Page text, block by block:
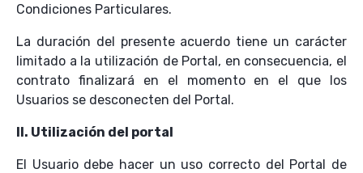
Condiciones Particulares.
La duración del presente acuerdo tiene un carácter
limitado a la utilización de Portal, en consecuencia, el
contrato finalizará en el momento en el que los
Usuarios se desconecten del Portal.
II. Utilización del portal
El Usuario debe hacer un uso correcto del Portal de